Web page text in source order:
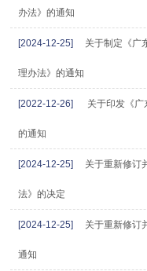
办法》的通知
[2024-12-25] 关于制定《广
理办法》的通知
[2022-12-26] 关于印发《广
的通知
[2024-12-25] 关于重新修订
法》的决定
[2024-12-25] 关于重新修订
通知